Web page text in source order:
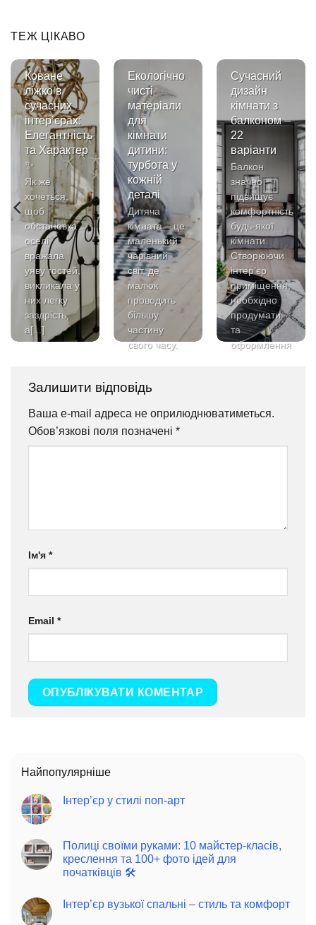
ТЕЖ ЦІКАВО
Коване
ліжко в
сучасних
інтер’єрах:
Елегантність
та Характер
✨
Як же
хочеться,
щоб
обстановка
оселі
вражала
уяву гостей,
викликала у
них легку
заздрість,
а[...]
Екологічно
чисті
матеріали
для
кімнати
дитини:
турбота у
кожній
деталі
Дитяча
кімната – це
маленький
чарівний
світ, де
малюк
проводить
більшу
частину
свого часу.
Сучасний
дизайн
кімнати з
балконом –
22
варіанти
Балкон
значно
підвищує
комфортність
будь-якої
кімнати.
Створюючи
інтер’єр
приміщення,
необхідно
продумати
та
оформлення
Залишити відповідь
Ваша e-mail адреса не оприлюднюватиметься.
Обов’язкові поля позначені *
Ім'я *
Email *
Найпопулярніше
Інтер’єр у стилі поп-арт
Полиці своїми руками: 10 майстер-класів,
креслення та 100+ фото ідей для
початківців 🛠️
Інтер’єр вузької спальні – стиль та комфорт